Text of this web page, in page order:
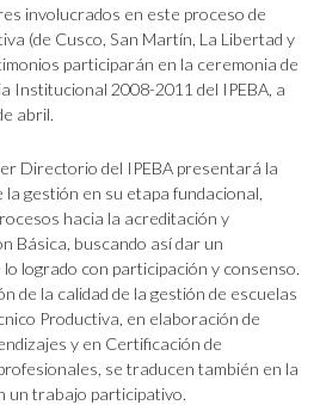
involucrados en este proceso de
(de Cusco, San Martín, La Libertad y
participarán en la ceremonia de
Institucional 2008-2011 del IPEBA, a
abril.
Directorio del IPEBA presentará la
gestión en su etapa fundacional,
hacia la acreditación y
Básica, buscando así dar un
logrado con participación y consenso.
de la calidad de la gestión de escuelas
Productiva, en elaboración de
y en Certificación de
se traducen también en la
un trabajo participativo.